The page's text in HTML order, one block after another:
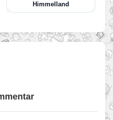
Himmelland